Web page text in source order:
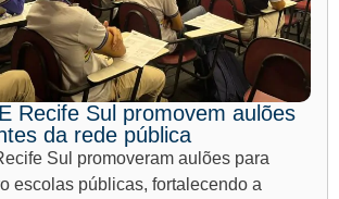
Recife Sul promovem aulões
da rede pública
Sul promoveram aulões para
escolas públicas, fortalecendo a